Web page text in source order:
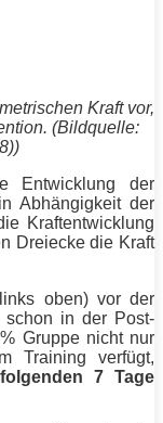
Kraft vor,
(Bildquelle:
Entwicklung der
Abhängigkeit der
Kraftentwicklung
Dreiecke die Kraft
oben) vor der
schon in der Post-
Gruppe nicht nur
Training verfügt,
7 Tage